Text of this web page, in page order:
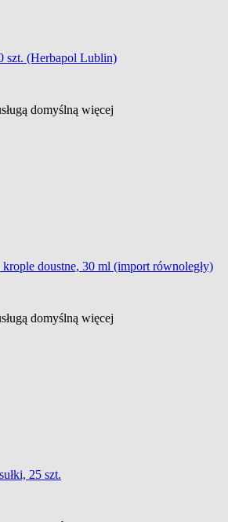
szt. (Herbapol Lublin)
domyślną więcej
doustne, 30 ml (import równoległy)
domyślną więcej
25 szt.